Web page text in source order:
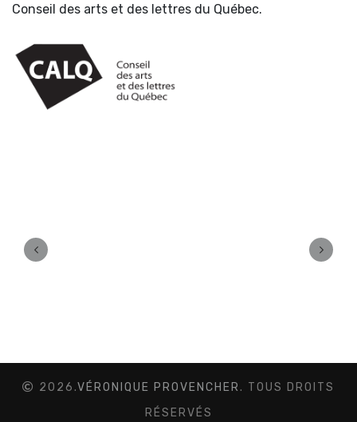
Conseil des arts et des lettres du Québec.
2026.VÉRONIQUE PROVENCHER . TOUS DROITS
RÉSERVÉS